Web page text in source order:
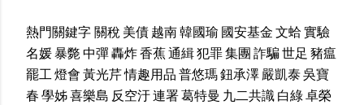
熱門關鍵字關稅美債越南韓國瑜 國安基金文蛤實驗
名媛暴斃中彈轟炸香蕉通緝犯罪集團詐騙世足 豬瘟
罷工燈會黃光芹情趣用品普悠瑪鈕承澤嚴凱泰吳寶
春學姊喜樂島 反空汙連署葛特曼 九二共識白綠卓榮